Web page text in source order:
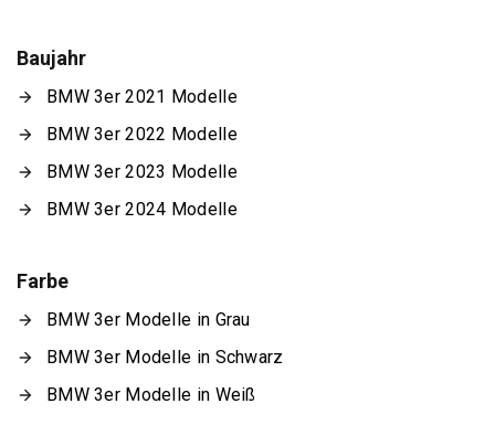
Baujahr
BMW 3er 2021 Modelle
BMW 3er 2022 Modelle
BMW 3er 2023 Modelle
BMW 3er 2024 Modelle
Farbe
BMW 3er Modelle in Grau
BMW 3er Modelle in Schwarz
BMW 3er Modelle in Weiß